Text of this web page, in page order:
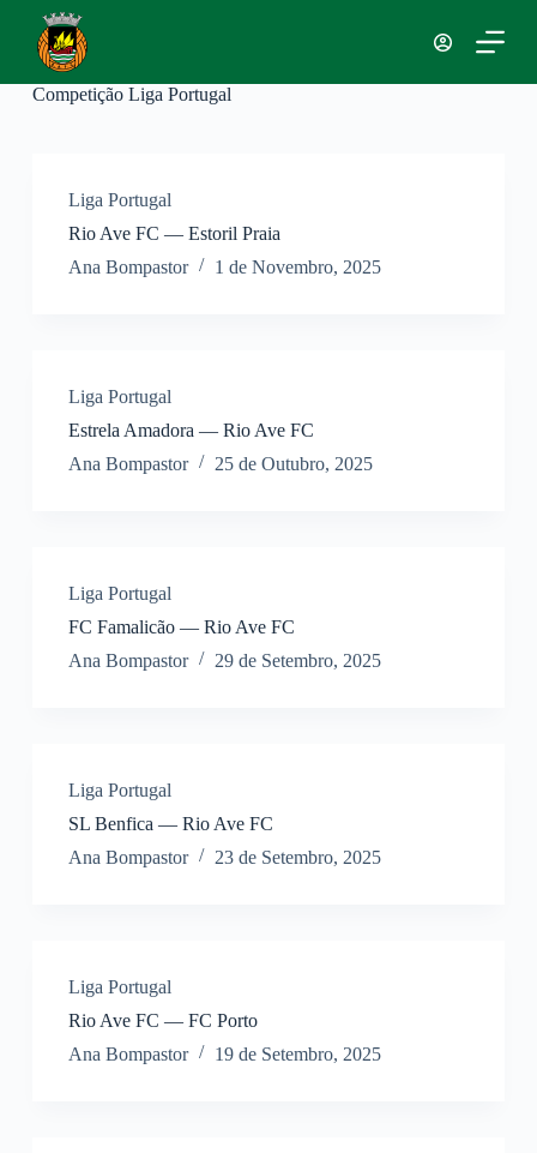
aCompetiçãoLiga Portugal
Liga Portugal
Rio Ave FC — Estoril Praia
Ana Bompastor
1 de Novembro, 2025
Liga Portugal
Estrela Amadora — Rio Ave FC
Ana Bompastor
25 de Outubro, 2025
Liga Portugal
FC Famalicão — Rio Ave FC
Ana Bompastor
29 de Setembro, 2025
Liga Portugal
SL Benfica — Rio Ave FC
Ana Bompastor
23 de Setembro, 2025
Liga Portugal
Rio Ave FC — FC Porto
Ana Bompastor
19 de Setembro, 2025